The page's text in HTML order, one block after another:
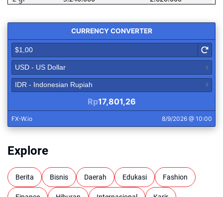
Explore
Berita Bisnis Daerah Edukasi Fashion